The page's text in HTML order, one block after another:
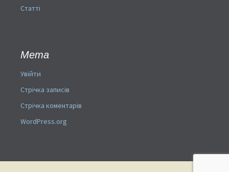
Статті
Мета
Увійти
Стрічка записів
Стрічка коментарів
WordPress.org